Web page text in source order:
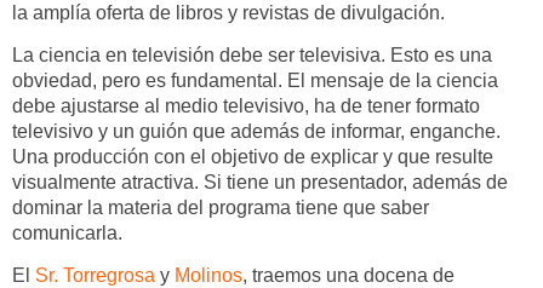
la amplía oferta de libros y revistas de divulgación.
La ciencia en televisión debe ser televisiva. Esto es una
obviedad, pero es fundamental. El mensaje de la ciencia
debe ajustarse al medio televisivo, ha de tener formato
televisivo y un guión que además de informar, enganche.
Una producción con el objetivo de explicar y que resulte
visualmente atractiva. Si tiene un presentador, además de
dominar la materia del programa tiene que saber
comunicarla.
El Sr. Torregrosa y Molinos, traemos una docena de